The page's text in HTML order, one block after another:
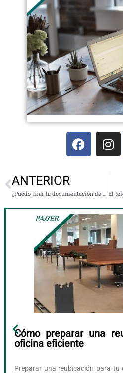
ANTERIOR
¿Puedo tirar la documentación de empresa al contenedor de papel?
Cómo preparar una
oficina eficiente
Preparar una reubicación para